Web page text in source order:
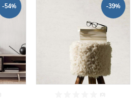
-54% -39%